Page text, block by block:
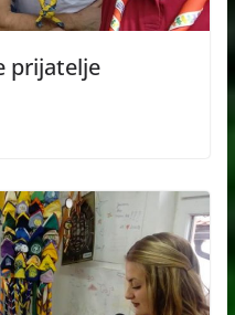
prijatelje